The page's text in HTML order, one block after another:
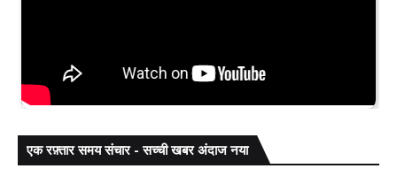
एक रफ़्तार समय संचार - सच्ची खबर अंदाज नया